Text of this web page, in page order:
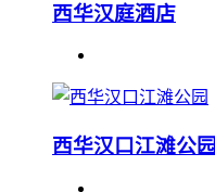
西华汉庭酒店
西华汉口江滩公园